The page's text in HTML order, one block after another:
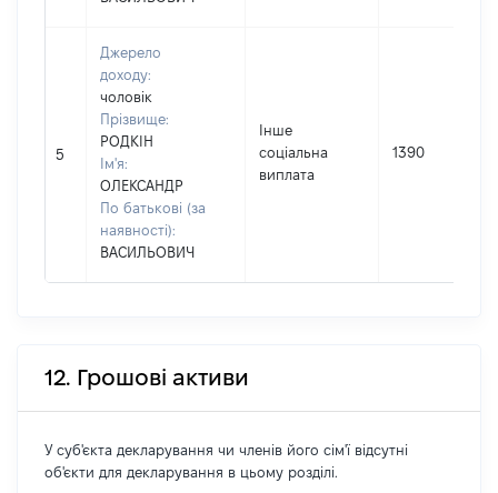
5
Джерело
доходу:
чоловік
Прізвище:
РОДКІН
Ім'я:
ОЛЕКСАНДР
По батькові (за
наявності):
ВАСИЛЬОВИЧ
Інше
соціальна
виплата
1390
12. Грошові активи
У суб'єкта декларування чи членів його сім'ї відсутні
об'єкти для декларування в цьому розділі.